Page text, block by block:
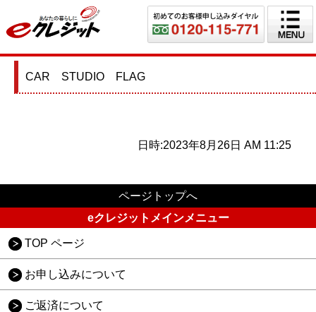
CAR STUDIO FLAG
日時:2023年8月26日 AM 11:25
ページトップへ
eクレジットメインメニュー
TOP ページ
お申し込みについて
ご返済について